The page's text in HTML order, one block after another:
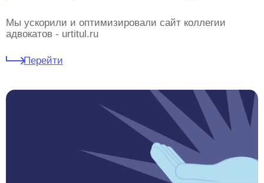
Мы ускорили и оптимизировали сайт коллегии
адвокатов - urtitul.ru
Перейти